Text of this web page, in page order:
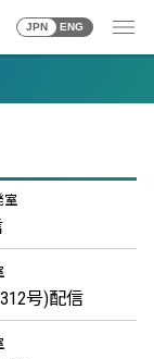
JPN ENG
室
号)配信